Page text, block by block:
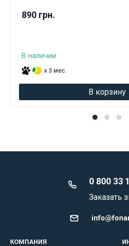
890 грн.
В наличии
x 3 мес.
В корзину
0 800 33
Заказать
КОМПАНИЯ